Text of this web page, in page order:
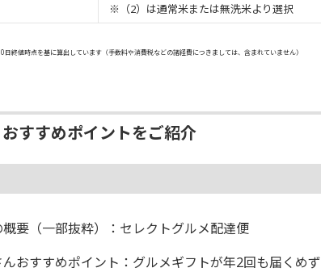
※（2）は通常米または無洗米より選択
終値時点を基に算出しています（手数料や消費税などの諸経費につきましては、含まれていません）
すすめポイントをご紹介
要（一部抜粋）：セレクトグルメ配達便
おすすめポイント：グルメギフトが年2回も届くめず